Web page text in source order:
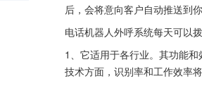
后，会将意向客户自动推送到
电话机器人外呼系统每天可以
1、它适用于各行业。其功能
技术方面，识别率和工作效率